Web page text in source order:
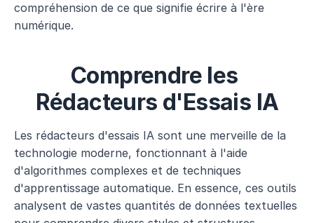
compréhension de ce que signifie écrire à l'ère
numérique.
Comprendre les
Rédacteurs d'Essais IA
Les rédacteurs d'essais IA sont une merveille de la
technologie moderne, fonctionnant à l'aide
d'algorithmes complexes et de techniques
d'apprentissage automatique. En essence, ces outils
analysent de vastes quantités de données textuelles